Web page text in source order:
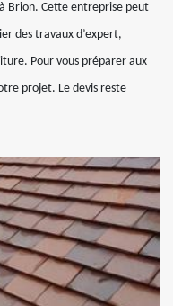
Brion. Cette entreprise peut
des travaux d’expert,
Pour vous préparer aux
projet. Le devis reste